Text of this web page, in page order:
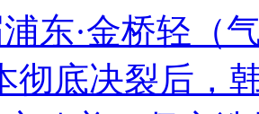
东·金桥轻（